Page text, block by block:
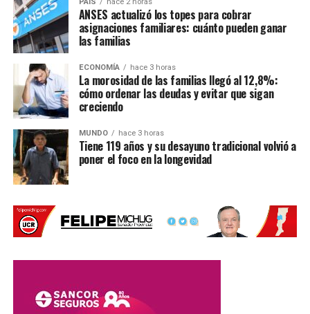
Fe
Desde el Gobierno santafesino esperaban la publicación
del decreto para agilizar el ingreso de materiales que ya
fueron adquiridos.
Una parte del equipamiento
territorio santafesino, mientras que otras cargas
permanecen en tránsito. Algunas demoras estuvieron
relacionadas con las condiciones climáticas.
equipamiento para atletismo que es trasladado por cuatro
camiones y que sufrió demoras debido a las nevadas en
principalmente indumentaria y tecnología.
PAIS hace 2 horas
ANSES actualizó los topes para cobrar
asignaciones familiares: cuánto pueden ganar
las familias
ECONOMÍA hace 3 horas
La morosidad de las familias llegó al 12,8%:
cómo ordenar las deudas y evitar que sigan
creciendo
MUNDO hace 3 horas
Tiene 119 años y su desayuno tradicional volvió a
poner el foco en la longevidad